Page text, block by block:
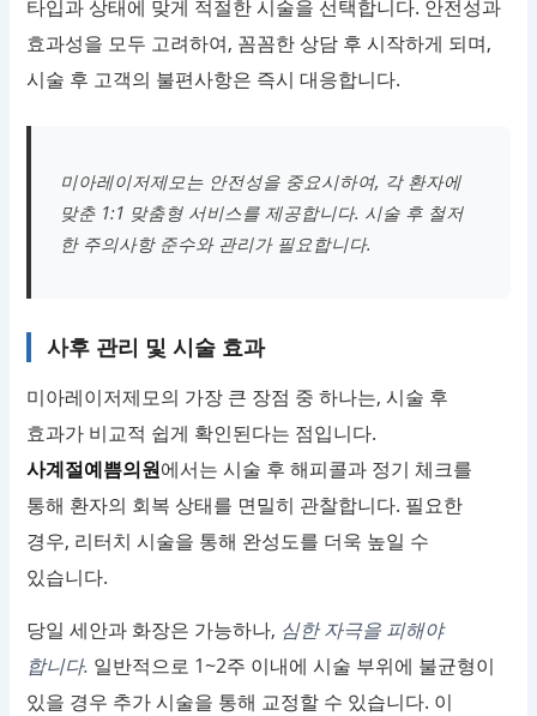
타입과 상태에 맞게 적절한 시술을 선택합니다. 안전성과
효과성을 모두 고려하여, 꼼꼼한 상담 후 시작하게 되며,
시술 후 고객의 불편사항은 즉시 대응합니다.
미아레이저제모는 안전성을 중요시하여, 각 환자에
맞춘 1:1 맞춤형 서비스를 제공합니다. 시술 후 철저
한 주의사항 준수와 관리가 필요합니다.
사후 관리 및 시술 효과
미아레이저제모의 가장 큰 장점 중 하나는, 시술 후
효과가 비교적 쉽게 확인된다는 점입니다.
사계절예쁨의원에서는 시술 후 해피콜과 정기 체크를
통해 환자의 회복 상태를 면밀히 관찰합니다. 필요한
경우, 리터치 시술을 통해 완성도를 더욱 높일 수
있습니다.
당일 세안과 화장은 가능하나, 심한 자극을 피해야
합니다. 일반적으로 1~2주 이내에 시술 부위에 불균형이
있을 경우 추가 시술을 통해 교정할 수 있습니다. 이